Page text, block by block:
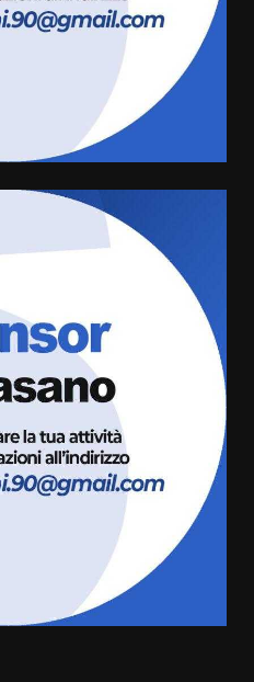
in festa, domani sera
con Uccio De
premiati gli studenti
del bando “La strada
07:15
Musica di
nuovo
con “Fasano in
06:05
Scianaro: “Profonda
per esclusione dal
di calcio”
06:00
per la “Sagra
Spada” a Savelletri
07:32